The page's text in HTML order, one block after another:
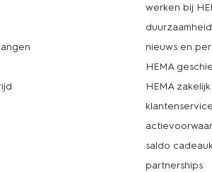
werken bij
duurzaamheid
nieuws en
HEMA
HEMA zakelijk
klantenservice
saldo
partnerships